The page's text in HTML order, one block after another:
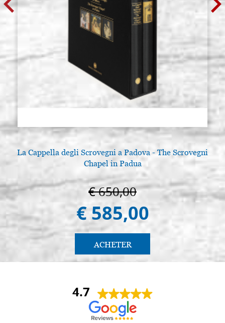
La Cappella degli Scrovegni a Padova - The Scrovegni
Chapel in Padua
€ 650,00
€ 585,00
ACHETER
4.7